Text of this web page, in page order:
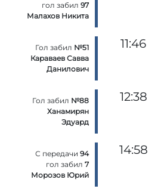
гол забил97
Малахов Никита
Гол забил №51
Караваев Савва
Данилович
11:46
Гол забил №88
Ханамирян
Эдуард
12:38
С передачи94
гол забил7
Морозов Юрий
14:58